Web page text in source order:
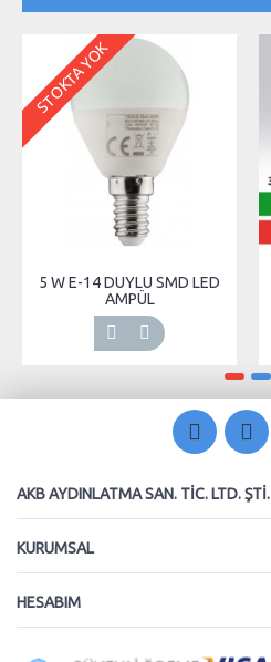
STOKTA YOK
5 W E-14 DUYLU SMD LED
AMPÜL
AKB AYDINLATMA SAN. TIC. LTD. ŞTI.
KURUMSAL
HESABIM